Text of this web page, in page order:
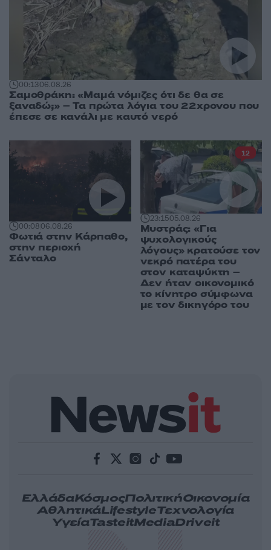
00:1306.08.26
Σαμοθράκη: «Μαμά νόμιζες ότι δε θα σε
ξαναδώ;» – Τα πρώτα λόγια του 22χρονου που
έπεσε σε κανάλι με καυτό νερό
00:0806.08.26
Φωτιά στην Κάρπαθο,
στην περιοχή
Σάνταλο
23:1505.08.26
Μυστράς: «Για
ψυχολογικούς
λόγους» κρατούσε τον
νεκρό πατέρα του
στον καταψύκτη –
Δεν ήταν οικονομικό
το κίνητρο σύμφωνα
με τον δικηγόρο του
12
ΕλλάδαΚόσμοςΠολιτικήΟικονομία
ΑθλητικάLifestyleΤεχνολογία
ΥγείαTasteitMediaDriveit